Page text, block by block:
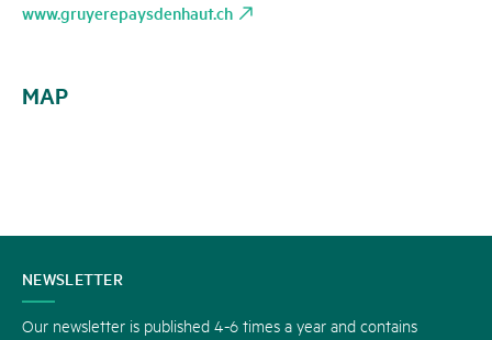
www.gruyerepaysdenhaut.ch
MAP
CONTACT
US
NEWSLETTER
Our newsletter is published 4-6 times a year and contains